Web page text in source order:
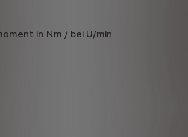
in Nm / bei U/min